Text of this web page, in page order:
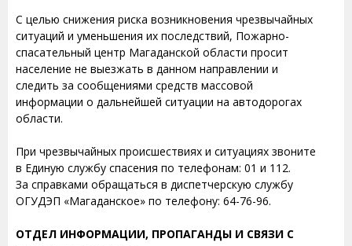
С целью снижения риска возникновения чрезвычайных
ситуаций и уменьшения их последствий, Пожарно-
спасательный центр Магаданской области просит
население не выезжать в данном направлении и
следить за сообщениями средств массовой
информации о дальнейшей ситуации на автодорогах
области.
При чрезвычайных происшествиях и ситуациях звоните
в Единую службу спасения по телефонам: 01 и 112.
За справками обращаться в диспетчерскую службу
ОГУДЭП «Магаданское» по телефону: 64-76-96.
ОТДЕЛ ИНФОРМАЦИИ, ПРОПАГАНДЫ И СВЯЗИ С